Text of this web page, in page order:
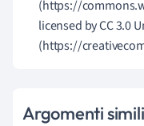
(https://
licensed by CC 3.0
(https://
Argomenti